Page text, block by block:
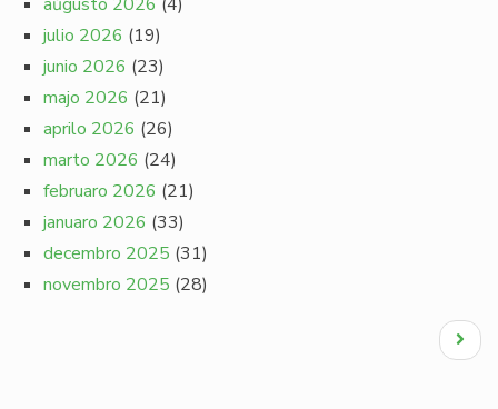
julio 2026 (19)
junio 2026 (23)
majo 2026 (21)
aprilo 2026 (26)
marto 2026 (24)
februaro 2026 (21)
januaro 2026 (33)
decembro 2025 (31)
novembro 2025 (28)
Next
page